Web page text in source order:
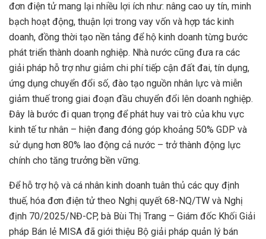
đơn điện tử mang lại nhiều lợi ích như: nâng cao uy tín, minh
bạch hoạt động, thuận lợi trong vay vốn và hợp tác kinh
doanh, đồng thời tạo nền tảng để hộ kinh doanh từng bước
phát triển thành doanh nghiệp. Nhà nước cũng đưa ra các
giải pháp hỗ trợ như giảm chi phí tiếp cận đất đai, tín dụng,
ứng dụng chuyển đổi số, đào tạo nguồn nhân lực và miễn
giảm thuế trong giai đoạn đầu chuyển đổi lên doanh nghiệp.
Đây là bước đi quan trọng để phát huy vai trò của khu vực
kinh tế tư nhân – hiện đang đóng góp khoảng 50% GDP và
sử dụng hơn 80% lao động cả nước – trở thành động lực
chính cho tăng trưởng bền vững.
Để hỗ trợ hộ và cá nhân kinh doanh tuân thủ các quy định
thuế, hóa đơn điện tử theo Nghị quyết 68-NQ/TW và Nghị
định 70/2025/NĐ-CP, bà Bùi Thị Trang – Giám đốc Khối Giải
pháp Bán lẻ MISA đã giới thiệu Bộ giải pháp quản lý bán